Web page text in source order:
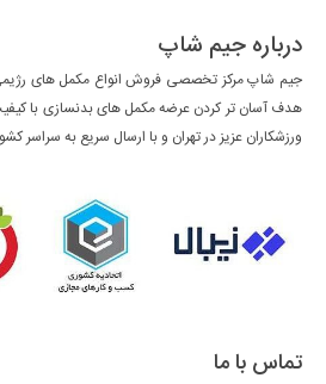
درباره جیم شاپ
جیم شاپ مرکز تخصصی فروش انواع مکمل های
هدف آسان تر کردن عرضه مکمل های بدنسازی با
ورزشکاران عزیز در تهران و با ارسال سریع به سراسر
تماس با ما